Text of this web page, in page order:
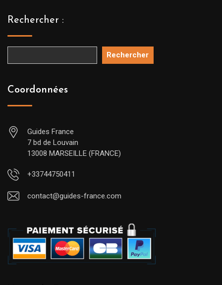
Rechercher :
Rechercher
Coordonnées
Guides France
7 bd de Louvain
13008 MARSEILLE (FRANCE)
+33744750411
contact@guides-france.com